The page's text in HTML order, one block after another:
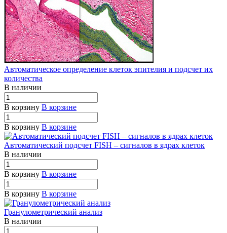
Автоматическое определение клеток эпителия и подсчет их
количества
В наличии
В корзину В корзине
В корзину В корзине
Автоматический подсчет FISH – сигналов в ядрах клеток
В наличии
В корзину В корзине
В корзину В корзине
Гранулометрический анализ
В наличии